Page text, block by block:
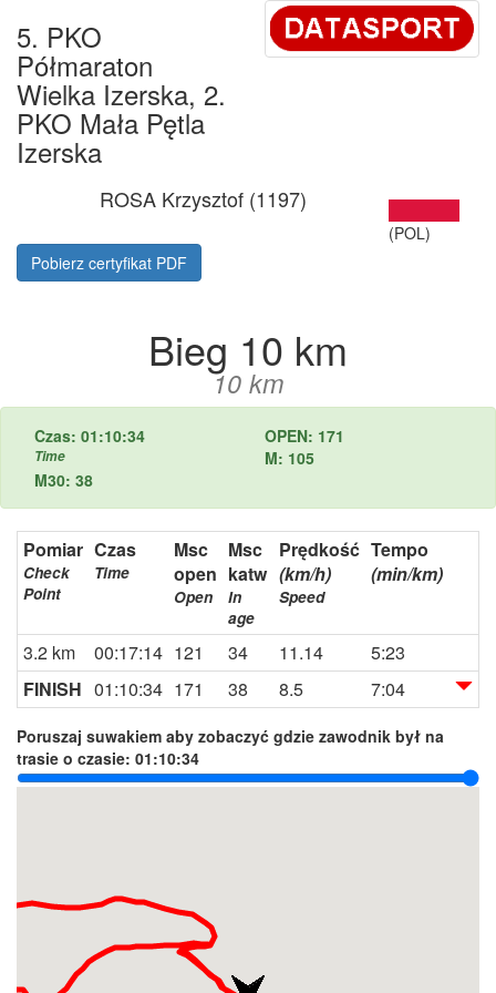
5. PKO
Półmaraton
Wielka Izerska, 2.
PKO Mała Pętla
Izerska
ROSA Krzysztof (1197)
(POL)
Pobierz certyfikat PDF
Bieg 10 km
10 km
Czas: 01:10:34
Time
OPEN: 171
M: 105
M30: 38
Pomiar
Check
Point
Czas
Time
Msc
open
Open
Msc
katw
In
age
Prędkość
(km/h)
Speed
Tempo
(min/km)
3.2 km 00:17:14 121 34 11.14
5:23
FINISH 01:10:34 171 38 8.5 7:04
Poruszaj suwakiem aby zobaczyć gdzie zawodnik był na
trasie o czasie: 01:10:34